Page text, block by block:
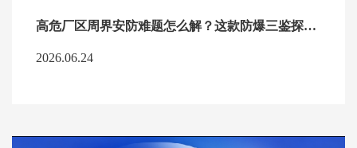
高危厂区周界安防难题怎么解？这款防爆三鉴探测器兼顾稳定与合规
2026.06.24